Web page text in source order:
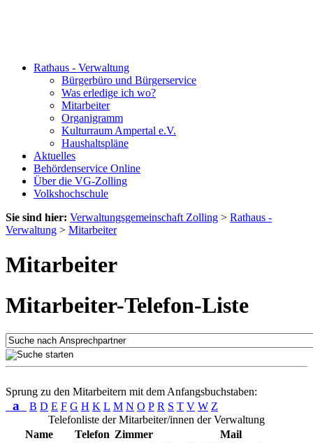
Rathaus - Verwaltung
Bürgerbüro und Bürgerservice
Was erledige ich wo?
Mitarbeiter
Organigramm
Kulturraum Ampertal e.V.
Haushaltspläne
Aktuelles
Behördenservice Online
Über die VG-Zolling
Volkshochschule
Sie sind hier: Verwaltungsgemeinschaft Zolling > Rathaus -
Verwaltung > Mitarbeiter
Mitarbeiter
Mitarbeiter-Telefon-Liste
Sprung zu den Mitarbeitern mit dem Anfangsbuchstaben:
a B D E F G H K L M N O P R S T V W Z
Telefonliste der Mitarbeiter/innen der Verwaltung
Name
Telefon Zimmer
Mail